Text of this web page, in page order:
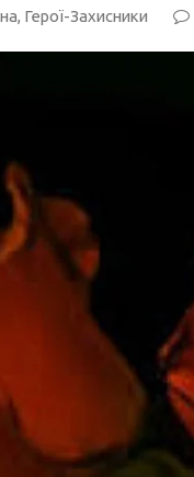
, Герої-Захисники